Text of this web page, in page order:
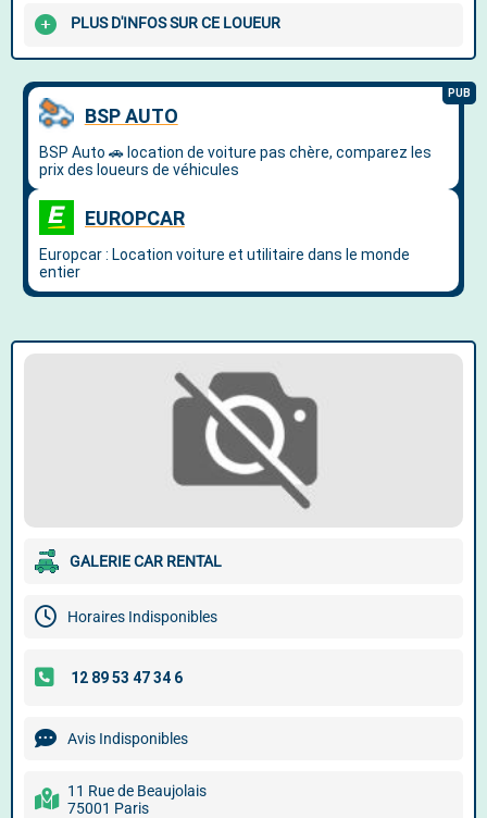
PLUS D'INFOS SUR CE LOUEUR
GALERIE CAR RENTAL
Horaires Indisponibles
Avis Indisponibles
11 Rue de Beaujolais
75001 Paris